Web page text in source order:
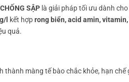
SẬP là giải pháp tối ưu dành
l kết hợprong biển, acid amin,
quả.
thành màng tế bào chắc khỏe, hạn chế